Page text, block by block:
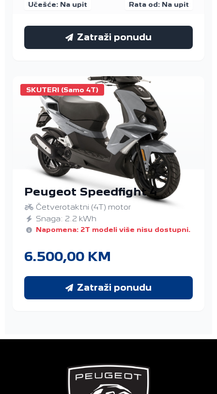
Učešće: Na upit
Rata od: Na upit
Zatraži ponudu
SKUTERI (Samo 4T)
Peugeot Speedfight 4
Četverotaktni (4T) motor
Snaga: 2.2 kWh
Napomena: 2T modeli više nisu dostupni.
6.500,00 KM
Zatraži ponudu